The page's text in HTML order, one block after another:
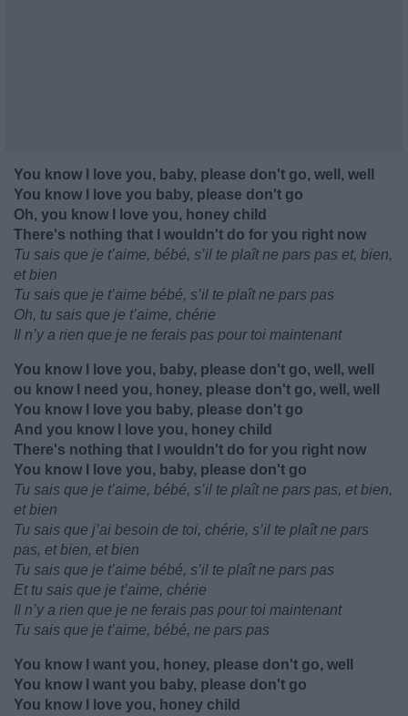
You know I love you, baby, please don't go, well, well
You know I love you baby, please don't go
Oh, you know I love you, honey child
There's nothing that I wouldn't do for you right now
Tu sais que je t’aime, bébé, s’il te plaît ne pars pas et, bien,
et bien
Tu sais que je t’aime bébé, s’il te plaît ne pars pas
Oh, tu sais que je t’aime, chérie
Il n’y a rien que je ne ferais pas pour toi maintenant
You know I love you, baby, please don't go, well, well
ou know I need you, honey, please don't go, well, well
You know I love you baby, please don't go
And you know I love you, honey child
There's nothing that I wouldn't do for you right now
You know I love you, baby, please don't go
Tu sais que je t’aime, bébé, s’il te plaît ne pars pas, et bien,
et bien
Tu sais que j’ai besoin de toi, chérie, s’il te plaît ne pars
pas, et bien, et bien
Tu sais que je t’aime bébé, s’il te plaît ne pars pas
Et tu sais que je t’aime, chérie
Il n’y a rien que je ne ferais pas pour toi maintenant
Tu sais que je t’aime, bébé, ne pars pas
You know I want you, honey, please don't go, well
You know I want you baby, please don't go
You know I love you, honey child